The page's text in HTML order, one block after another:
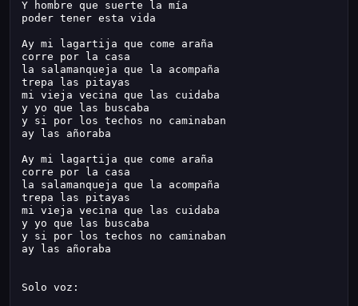
Y hombre que suerte la mía
poder tener esta vida
Ay mi lagartija que come araña
corre por la casa
la salamanqueja que la acompaña
trepa las pitayas
mi vieja vecina que las cuidaba
y yo que las buscaba
y si por los techos no caminaban
ay las añoraba
Ay mi lagartija que come araña
corre por la casa
la salamanqueja que la acompaña
trepa las pitayas
mi vieja vecina que las cuidaba
y yo que las buscaba
y si por los techos no caminaban
ay las añoraba
Solo voz: